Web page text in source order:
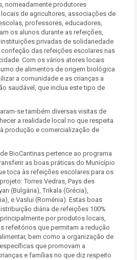
nomeadamente produtores
de agricultores, associações de
professores, educadores,
os alunos durante as refeições,
privadas de solidariedade
das refeições escolares nas
Com os vários atores locais
de alimentos de origem biológica
a comunidade e as crianças a
saudável, que inclua este tipo de
se também diversas visitas de
a realidade local no que respeita
produção e comercialização de
BioCantinas pertence ao programa
as boas práticas do Município
toca às refeições escolares para os
Torres Vedras, Pays des
(Bulgária), Trikala (Grécia),
e Vaslui (Roménia). Estas boas
diária de refeições 100%
por produtos locais,
refeitórios que permitam a redução
bem como a organização de
que promovam a
e famílias no que diz respeito